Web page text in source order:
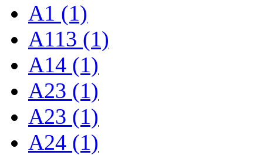
A1 (1)
A113 (1)
A14 (1)
A23 (1)
A23 (1)
A24 (1)